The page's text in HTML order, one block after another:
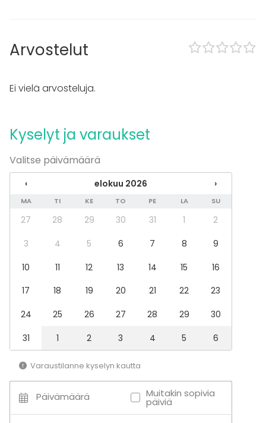
Muistiinpanovälineet
Tapahtumatyypit
Saunailta
Illallinen / lounas
Kokous
Seminaari / konferenssi
Messut
Virkistystilaisuus
Mökkireissu / retriitti
Pikkujoulut
Tilatyypit
Juhlasali
Kokoushuone
Kahvila
Elämyspalvelu
Baari
Lisätietoa palveluista ja puitteista
Arvostelut
Ei vielä arvosteluja.
Kyselyt ja varaukset
Valitse päivämäärä
‹ elokuu 2026 ›
MA TI KE TO PE LA SU
27 28 29 30 31 1
2
3
4 5 6 7 8
9
10
11 12 13 14 15
16
17
18 19 20 21 22
23
24
25 26 27 28 29
30
31
1 2 3 4 5 6
Varaustilanne kyselyn kautta
Päivämäärä Muitakin sopivia
päiviä